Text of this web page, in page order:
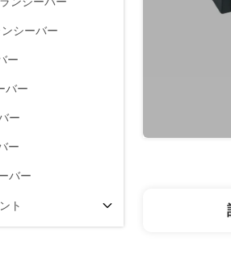
シーバー
ー
バー
ー
ー
バー
ト